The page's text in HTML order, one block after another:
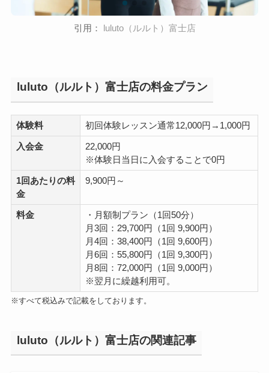
引用： luluto（ルルト）富士店
luluto（ルルト）富士店の料金プラン
体験料 初回体験レッスン通常12,000円→1,000円
入会金
22,000円
※体験日当日に入会することで0円
1回あたりの料
金
9,900円～
料金
・月額制プラン（1回50分）
月3回：29,700円（1回 9,900円）
月4回：38,400円（1回 9,600円）
月6回：55,800円（1回 9,300円）
月8回：72,000円（1回 9,000円）
※翌月に繰越利用可。
※すべて税込みで記載をしております。
luluto（ルルト）富士店の関連記事